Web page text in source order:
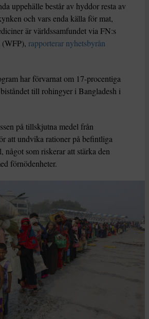
uppehälle består av hyddor resta av
och vars enda källa för mat,
är världssamfundet via FN:s
(WFP), rapporterar nyhetsbyrån
har förvarnat om 17-procentiga
till rohingyer i Bangladesh i
på tillskjutna medel från
att undvika rationer på befintliga
något som riskerar att stärka den
förnödenheter.